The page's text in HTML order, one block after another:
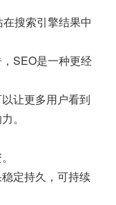
搜索引擎结果中
SEO是一种更经
让更多用户看到
。
定持久，可持续